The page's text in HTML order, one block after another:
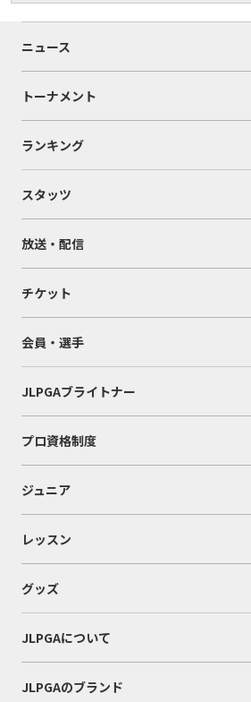
ニュース
トーナメント
ランキング
スタッツ
放送・配信
チケット
会員・選手
JLPGAブライトナー
プロ資格制度
ジュニア
レッスン
グッズ
JLPGAについて
JLPGAのブランド